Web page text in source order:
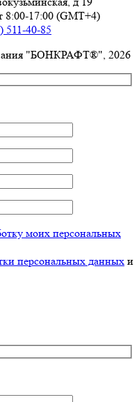
17:00 (GMT+4)
511-40-85
"БОНКРАФТ®", 2026
моих персональных
персональных данных и